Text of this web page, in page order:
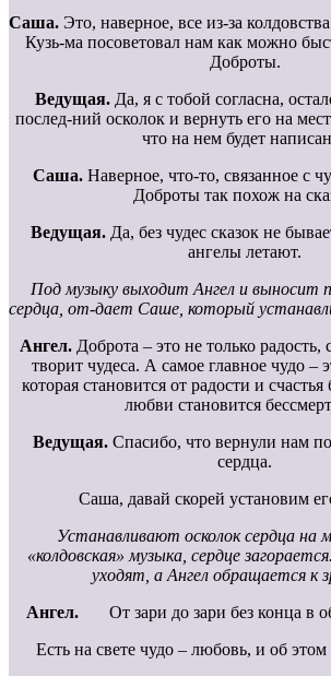
Саша. Это, наверное, все из-за
Кузь-ма посоветовал нам как можно
Доброты.
Ведущая. Да, я с тобой согласна,
послед-ний осколок и вернуть его на
что на нем будет
Саша. Наверное, что-то, связанное с
Доброты так похож на
Ведущая. Да, без чудес сказок не
ангелы летают.
Под музыку выходит Ангел и выносит
сердца, от-дает Саше, который
Ангел. Доброта – это не только радость,
творит чудеса. А самое главное чудо –
которая становится от радости и
любви становится
Ведущая. Спасибо, что вернули нам
сердца.
Саша, давай скорей установим
Устанавливают осколок сердца на
«колдовская» музыка, сердце
уходят, а Ангел обращается к
Ангел.От зари до зари без конца в
Есть на свете чудо – любовь, и об